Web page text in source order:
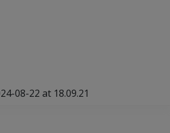
08-22 at 18.09.21